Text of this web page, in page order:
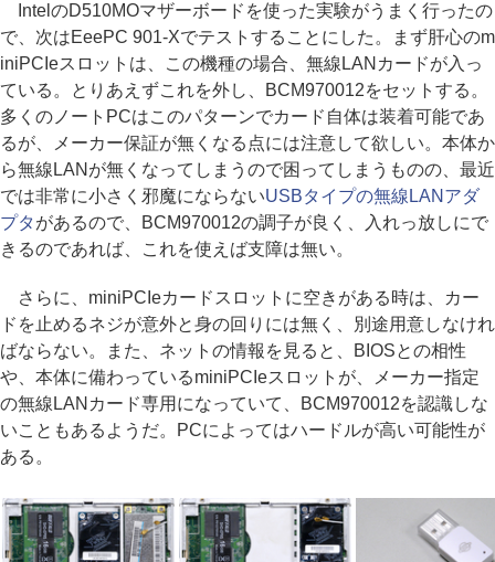
IntelのD510MOマザーボードを使った実験がうまく行ったの
で、次はEeePC 901-Xでテストすることにした。まず肝心のm
iniPCIeスロットは、この機種の場合、無線LANカードが入っ
ている。とりあえずこれを外し、BCM970012をセットする。
多くのノートPCはこのパターンでカード自体は装着可能であ
るが、メーカー保証が無くなる点には注意して欲しい。本体か
ら無線LANが無くなってしまうので困ってしまうものの、最近
では非常に小さく邪魔にならないUSBタイプの無線LANアダ
プタがあるので、BCM970012の調子が良く、入れっ放しにで
きるのであれば、これを使えば支障は無い。
さらに、miniPCIeカードスロットに空きがある時は、カー
ドを止めるネジが意外と身の回りには無く、別途用意しなけれ
ばならない。また、ネットの情報を見ると、BIOSとの相性
や、本体に備わっているminiPCIeスロットが、メーカー指定
の無線LANカード専用になっていて、BCM970012を認識しな
いこともあるようだ。PCによってはハードルが高い可能性が
ある。